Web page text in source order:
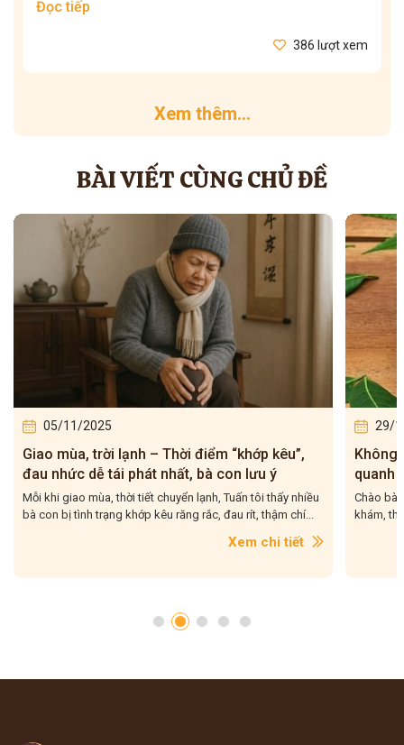
Đọc tiếp
386 lượt xem
Xem thêm...
BÀI VIẾT CÙNG CHỦ ĐỀ
29/10/2025
Không cần thuốc đắt tiền, chỉ cần nắm lá
quanh vườn đem rang với muối là bà con đã
có cách giảm đau xương khớp hiệu quả ngay
tại nhà rồi đấy!
Chào bà con, Tuấn tôi gặp rất nhiều cô bác lớn tuổi đến
khám, than phiền về chuyện đau đầu gối, mỏi lưng, ê ẩm...
Xem chi tiết
16/
Đau
chân
Chào bà
việc mệt